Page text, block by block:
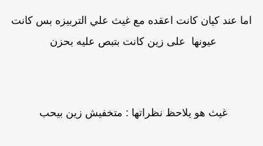
اما عند كيان كانت اعقده مع غيث علي التربيزه بس كانت
عيونها على زين كانت بتبص عليه بحزن
غيث هو يلاحظ نظراتها : متخفيش زين بيحب